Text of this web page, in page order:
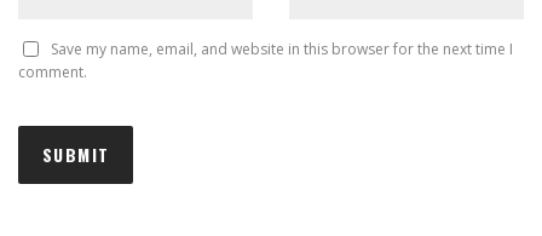
Save my name, email, and website in this browser for the next time I
comment.